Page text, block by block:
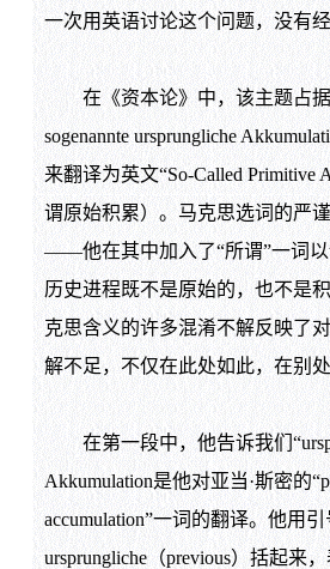
一次用英语讨论这个问题，没有经
在《资本论》中，该主题占据
sogenannte ursprungliche
来翻译为英文“So-Called Primitive
谓原始积累）。马克思选词的严
——他在其中加入了“所谓”一词
历史进程既不是原始的，也不是
克思含义的许多混淆不解反映了
解不足，不仅在此处如此，在别处
在第一段中，他告诉我们
Akkumulation是他对亚当·斯密的
accumulation”一词的翻译。他用
ursprungliche（previous）括起来